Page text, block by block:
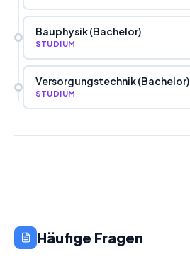
Bauphysik (Bachelor)
STUDIUM
Versorgungstechnik (Bachelor)
STUDIUM
Häufige Fragen